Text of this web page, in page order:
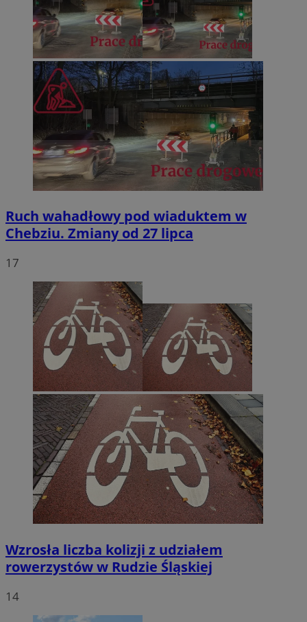
Ruch wahadłowy pod wiaduktem w
Chebziu. Zmiany od 27 lipca
17
Wzrosła liczba kolizji z udziałem
rowerzystów w Rudzie Śląskiej
14